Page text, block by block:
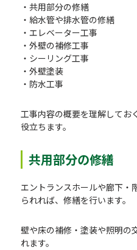
・共用部分の修繕
・給水管や排水管の修繕
・エレベーター工事
・外壁の補修工事
・シーリング工事
・外壁塗装
・防水工事
工事内容の概要を理解してお
役立ちます。
共用部分の修繕
エントランスホールや廊下・
られれば、修繕を行います。
壁や床の補修・塗装や照明の
れます。